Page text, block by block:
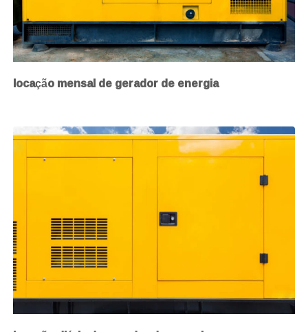
locação mensal de gerador de energia